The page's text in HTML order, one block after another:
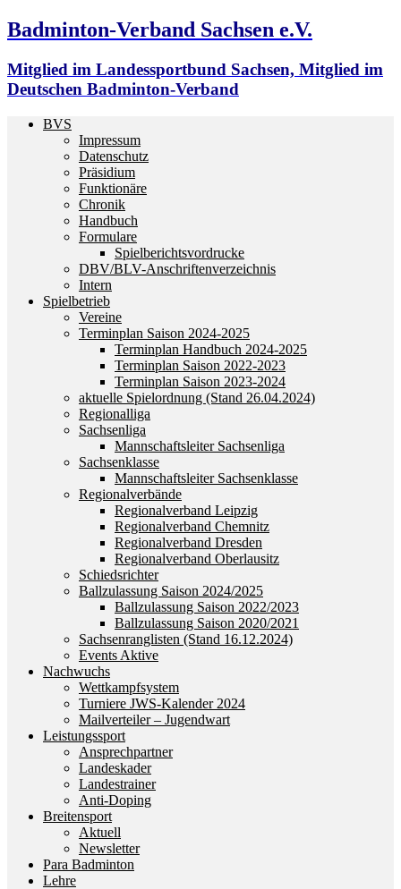
Badminton-Verband Sachsen e.V.
Mitglied im Landessportbund Sachsen, Mitglied im
Deutschen Badminton-Verband
BVS
Impressum
Datenschutz
Präsidium
Funktionäre
Chronik
Handbuch
Formulare
Spielberichtsvordrucke
DBV/BLV-Anschriftenverzeichnis
Intern
Spielbetrieb
Vereine
Terminplan Saison 2024-2025
Terminplan Handbuch 2024-2025
Terminplan Saison 2022-2023
Terminplan Saison 2023-2024
aktuelle Spielordnung (Stand 26.04.2024)
Regionalliga
Sachsenliga
Mannschaftsleiter Sachsenliga
Sachsenklasse
Mannschaftsleiter Sachsenklasse
Regionalverbände
Regionalverband Leipzig
Regionalverband Chemnitz
Regionalverband Dresden
Regionalverband Oberlausitz
Schiedsrichter
Ballzulassung Saison 2024/2025
Ballzulassung Saison 2022/2023
Ballzulassung Saison 2020/2021
Sachsenranglisten (Stand 16.12.2024)
Events Aktive
Nachwuchs
Wettkampfsystem
Turniere JWS-Kalender 2024
Mailverteiler – Jugendwart
Leistungssport
Ansprechpartner
Landeskader
Landestrainer
Anti-Doping
Breitensport
Aktuell
Newsletter
Para Badminton
Lehre